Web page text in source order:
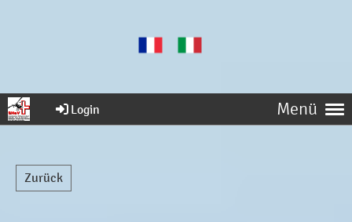
Menü
Login
Zurück